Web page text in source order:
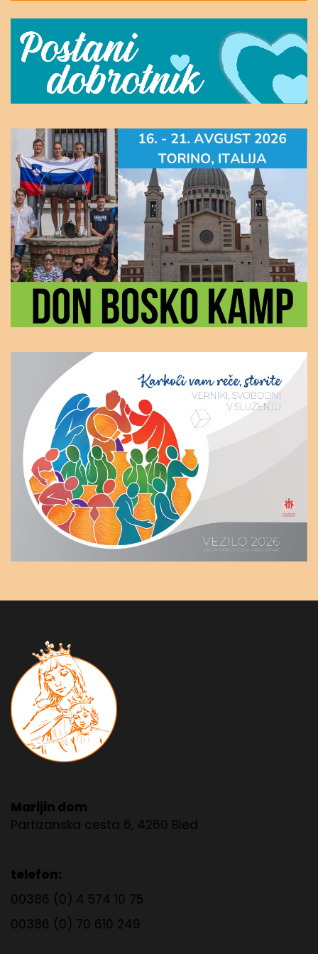
Marijin dom
Partizanska cesta 6, 4260 Bled
telefon:
00386 (0) 4 574 10 75
00386 (0) 70 610 249